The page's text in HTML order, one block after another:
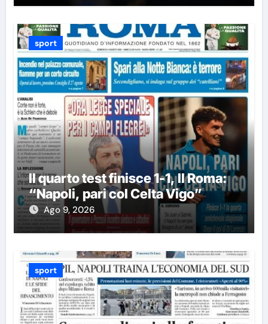
sport
Il quarto test finisce 1-1, Il Roma:
“Napoli, pari col Celta Vigo”
Ago 9, 2026
sport